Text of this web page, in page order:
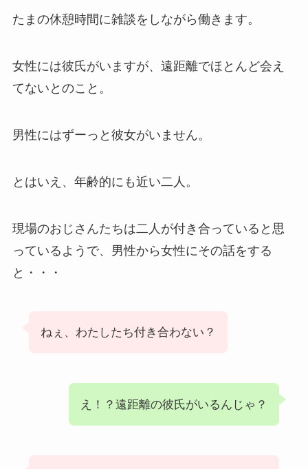
たまの休憩時間に雑談をしながら働きます。
女性には彼氏がいますが、遠距離でほとんど会え
てないとのこと。
男性にはずーっと彼女がいません。
とはいえ、年齢的にも近い二人。
現場のおじさんたちは二人が付き合っていると思
っているようで、男性から女性にその話をする
と・・・
ねぇ、わたしたち付き合わない？
え！？遠距離の彼氏がいるんじゃ？